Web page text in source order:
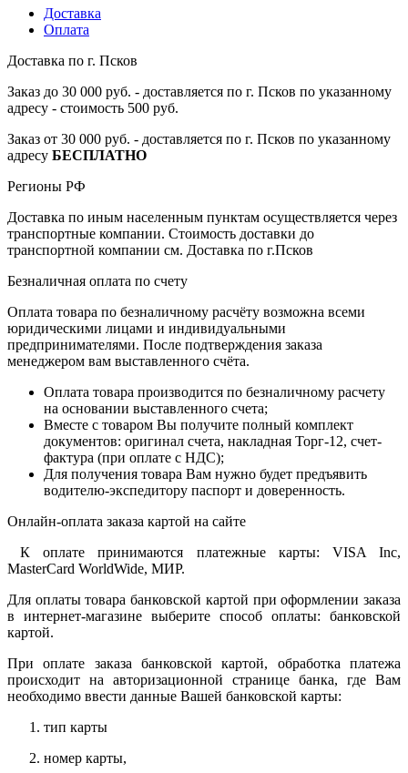
Доставка
Оплата
Доставка по г. Псков
Заказ до 30 000 руб. - доставляется по г. Псков по указанному
адресу - стоимость 500 руб.
Заказ от 30 000 руб. - доставляется по г. Псков по указанному
адресу БЕСПЛАТНО
Регионы РФ
Доставка по иным населенным пунктам осуществляется через
транспортные компании. Стоимость доставки до
транспортной компании см. Доставка по г.Псков
Безналичная оплата по счету
Оплата товара по безналичному расчёту возможна всеми
юридическими лицами и индивидуальными
предпринимателями. После подтверждения заказа
менеджером вам выставленного счёта.
Оплата товара производится по безналичному расчету
на основании выставленного счета;
Вместе с товаром Вы получите полный комплект
документов: оригинал счета, накладная Торг-12, счет-
фактура (при оплате с НДС);
Для получения товара Вам нужно будет предъявить
водителю-экспедитору паспорт и доверенность.
Онлайн-оплата заказа картой на сайте
К оплате принимаются платежные карты: VISA Inc,
MasterCard WorldWide, МИР.
Для оплаты товара банковской картой при оформлении заказа
в интернет-магазине выберите способ оплаты: банковской
картой.
При оплате заказа банковской картой, обработка платежа
происходит на авторизационной странице банка, где Вам
необходимо ввести данные Вашей банковской карты:
тип карты
номер карты,